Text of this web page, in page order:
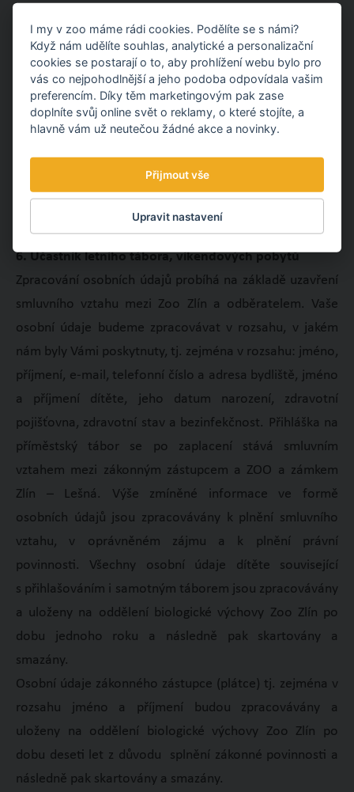
v rozsahu: jméno, příjmení, e-mail, telefonní číslo a
adresa bydliště. Vaše osobní údaje používáme pro
sponzorské smlouvy, uveřejnění na webových stránkách
zoo, výroční zprávě a na sponzorských tabulích v areálu
zoologické zahrady po dobu jednoho roku.
Zpracovávání poskytnutých osobních údajů bude
probíhat po dobu deseti kalendářních let od uzavření
smluvního vztahu z důvodu splnění právní povinnosti a
následně pak skartovány a smazány.
6. Účastník letního tábora, víkendových pobytů
Zpracování osobních údajů probíhá na základě uzavření
smluvního vztahu mezi Zoo Zlín a odběratelem. Vaše
osobní údaje budeme zpracovávat v rozsahu, v jakém
nám byly Vámi poskytnuty, tj. zejména v rozsahu: jméno,
příjmení, e-mail, telefonní číslo a adresa bydliště, jméno
a příjmení dítěte, jeho datum narození, zdravotní
pojišťovna, zdravotní stav a bezinfekčnost. Přihláška na
příměstský tábor se po zaplacení stává smluvním
vztahem mezi zákonným zástupcem a ZOO a zámkem
Zlín – Lešná. Výše zmíněné informace ve formě
osobních údajů jsou zpracovávány k plnění smluvního
vztahu, v oprávněném zájmu a k plnění právní
povinnosti. Všechny osobní údaje dítěte související
s přihlašováním i samotným táborem jsou zpracovávány
a uloženy na oddělení biologické výchovy Zoo Zlín po
dobu jednoho roku a následně pak skartovány a
smazány.
Osobní údaje zákonného zástupce (plátce) tj. zejména v
rozsahu jméno a příjmení budou zpracovávány a
uloženy na oddělení biologické výchovy Zoo Zlín po
dobu deseti let z důvodu splnění zákonné povinnosti a
následně pak skartovány a smazány.
I my v zoo máme rádi cookies. Podělíte se s námi?
Když nám udělíte souhlas, analytické a personalizační
cookies se postarají o to, aby prohlížení webu bylo pro
vás co nejpohodlnější a jeho podoba odpovídala vašim
preferencím. Díky těm marketingovým pak zase
doplníte svůj online svět o reklamy, o které stojíte, a
hlavně vám už neutečou žádné akce a novinky.
Přijmout vše
Upravit nastavení